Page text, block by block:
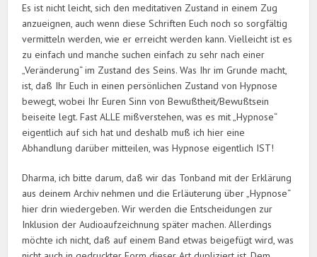
Es ist nicht leicht, sich den meditativen Zustand in einem Zug
anzueignen, auch wenn diese Schriften Euch noch so sorgfältig
vermitteln werden, wie er erreicht werden kann. Vielleicht ist es
zu einfach und manche suchen einfach zu sehr nach einer
„Veränderung“ im Zustand des Seins. Was Ihr im Grunde macht,
ist, daß Ihr Euch in einen persönlichen Zustand von Hypnose
bewegt, wobei Ihr Euren Sinn von Bewußtheit/Bewußtsein
beiseite legt. Fast ALLE mißverstehen, was es mit „Hypnose“
eigentlich auf sich hat und deshalb muß ich hier eine
Abhandlung darüber mitteilen, was Hypnose eigentlich IST!
Dharma, ich bitte darum, daß wir das Tonband mit der Erklärung
aus deinem Archiv nehmen und die Erläuterung über „Hypnose“
hier drin wiedergeben. Wir werden die Entscheidungen zur
Inklusion der Audioaufzeichnung später machen. Allerdings
möchte ich nicht, daß auf einem Band etwas beigefügt wird, was